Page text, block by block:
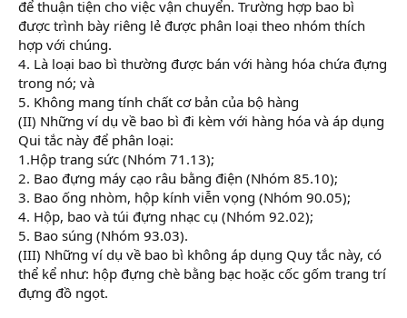
để thuận tiện cho việc vận chuyển. Trường hợp bao bì
được trình bày riêng lẻ được phân loại theo nhóm thích
hợp với chúng.
4. Là loại bao bì thường được bán với hàng hóa chứa đựng
trong nó; và
5. Không mang tính chất cơ bản của bộ hàng
(II) Những ví dụ về bao bì đi kèm với hàng hóa và áp dụng
Qui tắc này để phân loại:
1.Hộp trang sức (Nhóm 71.13);
2. Bao đựng máy cạo râu bằng điện (Nhóm 85.10);
3. Bao ống nhòm, hộp kính viễn vọng (Nhóm 90.05);
4. Hộp, bao và túi đựng nhạc cụ (Nhóm 92.02);
5. Bao súng (Nhóm 93.03).
(III) Những ví dụ về bao bì không áp dụng Quy tắc này, có
thể kể như: hộp đựng chè bằng bạc hoặc cốc gốm trang trí
đựng đồ ngọt.